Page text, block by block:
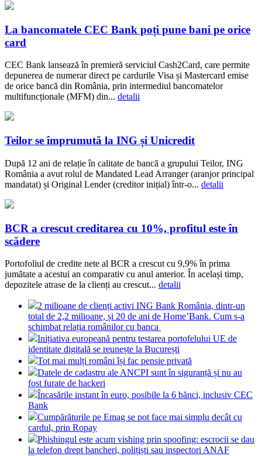
La bancomatele CEC Bank poți pune bani pe orice
card
CEC Bank lansează în premieră serviciul Cash2Card, care permite
depunerea de numerar direct pe cardurile Visa și Mastercard emise
de orice bancă din România, prin intermediul bancomatelor
multifuncționale (MFM) din... detalii
Teilor se împrumută la ING și Unicredit
După 12 ani de relație în calitate de bancă a grupului Teilor, ING
România a avut rolul de Mandated Lead Arranger (aranjor principal
mandatat) și Original Lender (creditor inițial) într-o... detalii
BCR a crescut creditarea cu 10%, profitul este în
scădere
Portofoliul de credite nete al BCR a crescut cu 9,9% în prima
jumătate a acestui an comparativ cu anul anterior. În același timp,
depozitele atrase de la clienți au crescut... detalii
2 milioane de clienți activi ING Bank România, dintr-un
total de 2,2 milioane, și 20 de ani de Home’Bank. Cum s-a
schimbat relația românilor cu banca
Inițiativa europeană pentru testarea portofelului UE de
identitate digitală se reunește la București
Tot mai mulți români își fac pensie privată
Datele de cadastru ale ANCPI sunt în siguranță și nu au
fost furate de hackeri
Încasările instant în euro, posibile la 6 bănci, inclusiv CEC
Bank
Cumpărăturile pe Emag se pot face mai simplu decât cu
cardul, prin Ropay
Phishingul este acum vishing prin spoofing: escrocii se dau
la telefon drept bancheri, polițiști sau inspectori ANAF